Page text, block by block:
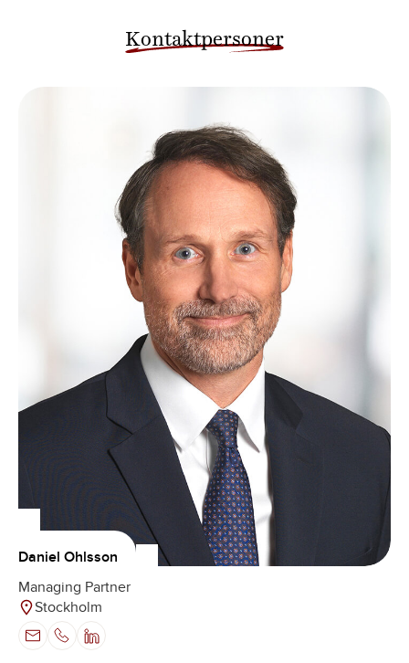
Kontaktpersoner
Daniel Ohlsson
Managing Partner
Stockholm